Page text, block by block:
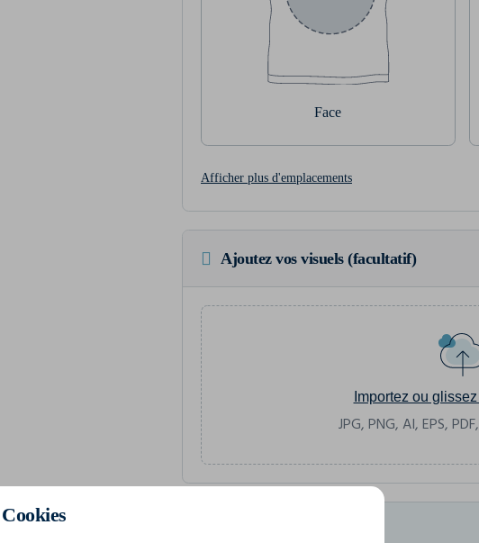
Face
Afficher plus d'emplacements
Ajoutez vos visuels (facultatif)
Importez ou
JPG, PNG, AI, EPS,
Cookies